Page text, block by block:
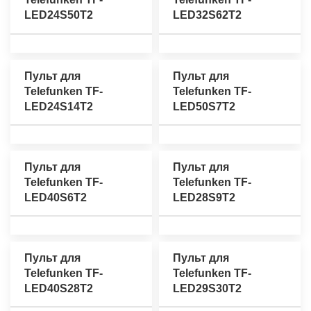
LED24S50T2
LED32S62T2
Пульт для
Telefunken TF-
LED24S14T2
Пульт для
Telefunken TF-
LED50S7T2
Пульт для
Telefunken TF-
LED40S6T2
Пульт для
Telefunken TF-
LED28S9T2
Пульт для
Telefunken TF-
LED40S28T2
Пульт для
Telefunken TF-
LED29S30T2